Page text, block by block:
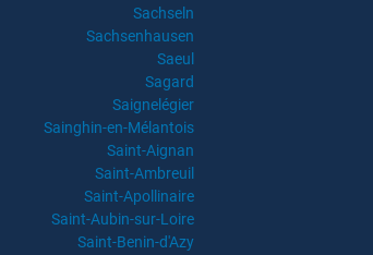
Sachseln
Sachsenhausen
Saeul
Sagard
Saignelégier
Sainghin-en-Mélantois
Saint-Aignan
Saint-Ambreuil
Saint-Apollinaire
Saint-Aubin-sur-Loire
Saint-Benin-d'Azy